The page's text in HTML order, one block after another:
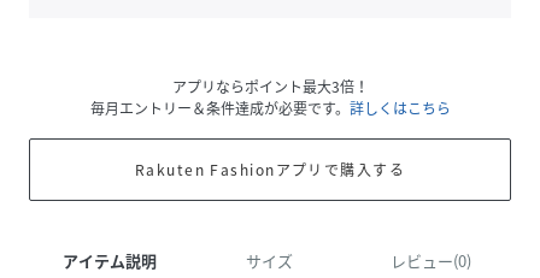
アプリならポイント最大3倍！
毎月エントリー＆条件達成が必要です。 詳しくはこちら
Rakuten Fashionアプリで購入する
アイテム説明 サイズ レビュー(0)